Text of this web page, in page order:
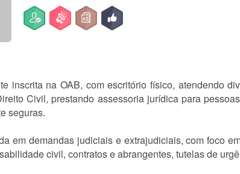
inscrita na OAB, com escritório físico, atendendo
Civil, prestando assessoria jurídica para
seguras.
em demandas judiciais e extrajudiciais, com foco
civil, contratos e abrangentes, tutelas de